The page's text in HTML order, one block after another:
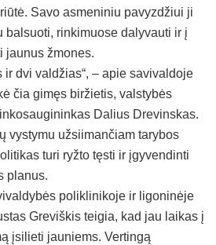
Savo asmeniniu pavyzdžiui ji
balsuoti, rinkimuose dalyvauti ir į
jaunus žmones.
ir dvi valdžias“, – apie savivaldoje
čia gimęs biržietis, valstybės
Dalius Drevinskas.
vystymu užsiimančiam tarybos
turi ryžto tęsti ir įgyvendinti
planus.
poliklinikoje ir ligoninėje
Greviškis teigia, kad jau laikas į
įsilieti jauniems. Vertingą